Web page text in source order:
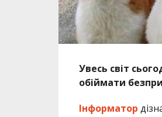
Увесь світ
обіймати
Інформатор